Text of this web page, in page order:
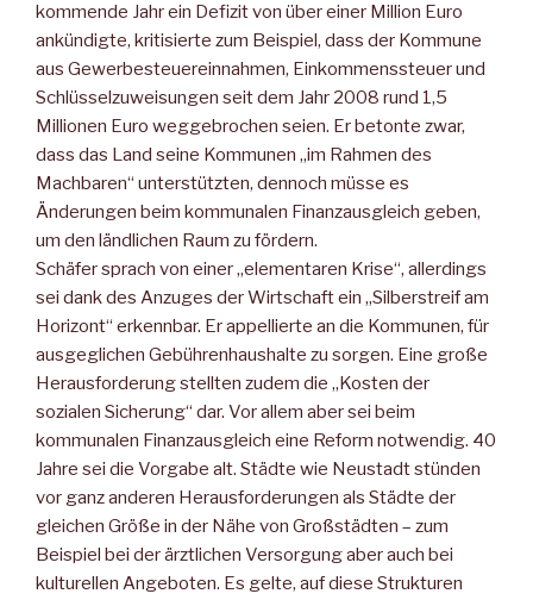
kommende Jahr ein Defizit von über einer Million Euro
ankündigte, kritisierte zum Beispiel, dass der Kommune
aus Gewerbesteuereinnahmen, Einkommenssteuer und
Schlüsselzuweisungen seit dem Jahr 2008 rund 1,5
Millionen Euro weggebrochen seien. Er betonte zwar,
dass das Land seine Kommunen „im Rahmen des
Machbaren“ unterstützten, dennoch müsse es
Änderungen beim kommunalen Finanzausgleich geben,
um den ländlichen Raum zu fördern.
Schäfer sprach von einer „elementaren Krise“, allerdings
sei dank des Anzuges der Wirtschaft ein „Silberstreif am
Horizont“ erkennbar. Er appellierte an die Kommunen, für
ausgeglichen Gebührenhaushalte zu sorgen. Eine große
Herausforderung stellten zudem die „Kosten der
sozialen Sicherung“ dar. Vor allem aber sei beim
kommunalen Finanzausgleich eine Reform notwendig. 40
Jahre sei die Vorgabe alt. Städte wie Neustadt stünden
vor ganz anderen Herausforderungen als Städte der
gleichen Größe in der Nähe von Großstädten – zum
Beispiel bei der ärztlichen Versorgung aber auch bei
kulturellen Angeboten. Es gelte, auf diese Strukturen